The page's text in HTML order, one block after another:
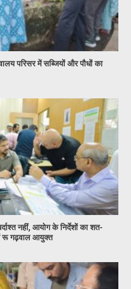
परिसर में सब्जियों और पौधों का
नहीं, आयोग के निर्देशों का शत-
रू गढ़वाल आयुक्त